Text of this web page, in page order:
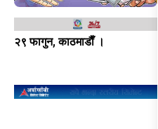
२९ फागुन, काठमाडाैँ ।